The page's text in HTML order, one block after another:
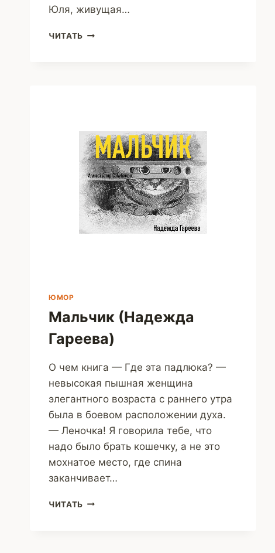
Юля, живущая…
ЧИТАТЬ AMUSE-
ЮМОР
Мальчик (Надежда
Гареева)
О чем книга — Где эта падлюка? —
невысокая пышная женщина
элегантного возраста с раннего утра
была в боевом расположении духа.
— Леночка! Я говорила тебе, что
надо было брать кошечку, а не это
мохнатое место, где спина
заканчивает…
ЧИТАТЬ МАЛЬЧИК